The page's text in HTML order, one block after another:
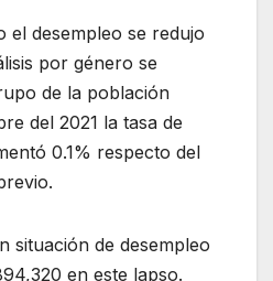
el desempleo se redujo
por género se
de la población
del 2021 la tasa de
0.1% respecto del
situación de desempleo
en este lapso.